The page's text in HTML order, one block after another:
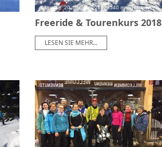
Samstag, 20. Januar 2018, 9540 mal gelesen
Freeride & Tourenkurs 2018
LESEN SIE MEHR...